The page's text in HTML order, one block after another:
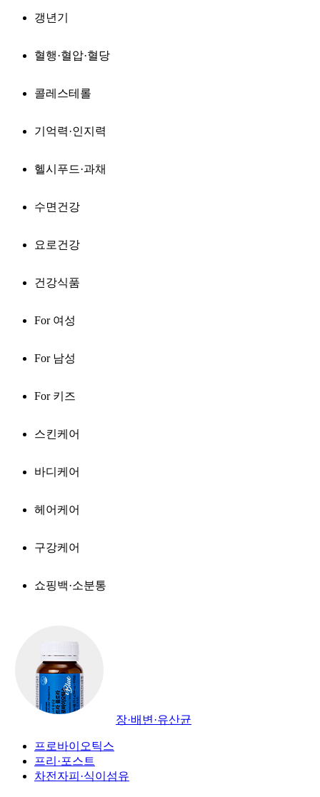
갱년기
혈행·혈압·혈당
콜레스테롤
기억력·인지력
헬시푸드·과채
수면건강
요로건강
건강식품
For 여성
For 남성
For 키즈
스킨케어
바디케어
헤어케어
구강케어
쇼핑백·소분통
장·배변·유산균
프로바이오틱스
프리·포스트
차전자피·식이섬유